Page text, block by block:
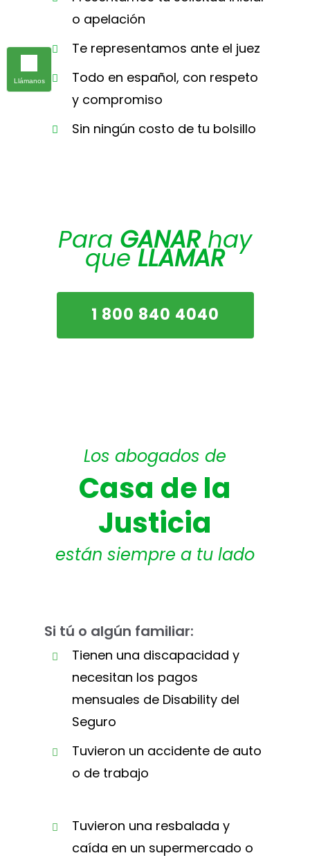
o apelación
Te representamos ante el juez
Todo en español, con respeto
y compromiso
Sin ningún costo de tu bolsillo
Para GANARhay
queLLAMAR
1 800 840 4040
Los abogados de
Casa de la
Justicia
están siempre a tu lado
Si tú o algún familiar:
Tienen una discapacidad y
necesitan los pagos
mensuales de Disability del
Seguro
Tuvieron un accidente de auto
o de trabajo
Tuvieron una resbalada y
caída en un supermercado o
Llámanos